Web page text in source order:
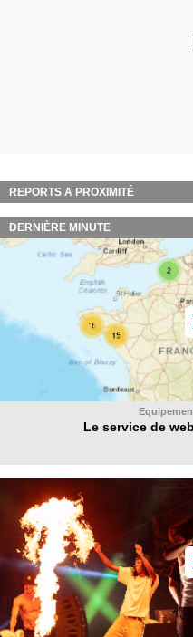
REPORTS A PROXIMITÉ
DERNIÈRE MINUTE
Le service de